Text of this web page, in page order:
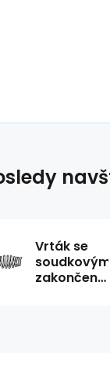
Vrták se
soudkovým
zakončením